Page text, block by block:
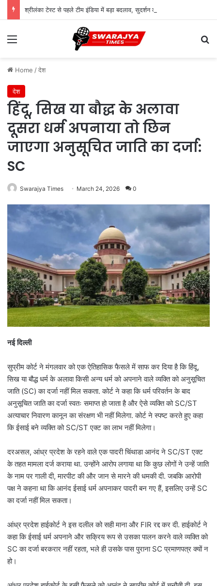
Menu
Home /देश
देश
हिंदू, सिख या बौद्ध के अलावा
दूसरा धर्म अपनाया तो छिन
जाएगा अनुसूचित जाति का दर्जा:
SC
Swarajya Times March 24, 2026 0
नई दिल्ली
सुप्रीम कोर्ट ने मंगलवार को एक ऐतिहासिक फैसले में साफ कर दिया है कि हिंदू,
सिख या बौद्ध धर्म के अलावा किसी अन्य धर्म को अपनाने वाले व्यक्ति को अनुसूचित
जाति (SC) का दर्जा नहीं मिल सकता. कोर्ट ने कहा कि धर्म परिवर्तन के बाद
अनुसूचित जाति का दर्जा स्वतः समाप्त हो जाता है और ऐसे व्यक्ति को SC/ST
अत्याचार निवारण कानून का संरक्षण भी नहीं मिलेगा. कोर्ट ने स्पष्ट करते हुए कहा
कि ईसाई बने व्यक्ति को SC/ST एक्ट का लाभ नहीं मिलेगा।
दरअसल, आंध्र प्रदेश के रहने वाले एक पादरी चिंथाडा आनंद ने SC/ST एक्ट
के तहत मामला दर्ज कराया था. उन्होंने आरोप लगाया था कि कुछ लोगों ने उन्हें जाति
के नाम पर गाली दी, मारपीट की और जान से मारने की धमकी दी. जबकि आरोपी
पक्ष ने कहना था कि आनंद ईसाई धर्म अपनाकर पादरी बन गए हैं, इसलिए उन्हें SC
का दर्जा नहीं मिल सकता।
आंध्र प्रदेश हाईकोर्ट ने इस दलील को सही माना और FIR रद्द कर दी. हाईकोर्ट ने
कहा कि ईसाई धर्म अपनाने और सक्रिय रूप से उसका पालन करने वाले व्यक्ति को
SC का दर्जा बरकरार नहीं रहता, भले ही उसके पास पुराना SC प्रमाणपत्र क्यों न
हो।